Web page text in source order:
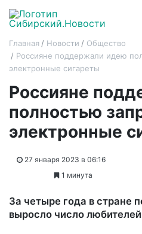
Главная Новости
Общество
Россияне поддержали идею
электронные сигареты
Россияне
полностью
электронные
27 января 2023 в 06:16
1 минута
За четыре года в стране
выросло число